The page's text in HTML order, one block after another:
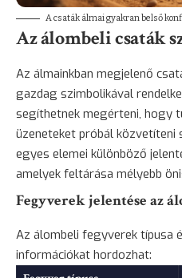
A csaták álmai gyakran belső
Az álombeli csaták
Az álmainkban megjelenő
gazdag szimbolikával
segíthetnek megérteni, hogy
üzeneteket próbál közvetíteni
egyes elemei különböző
amelyek feltárása mélyebb
Fegyverek jelentése az
Az álombeli fegyverek típusa
információkat hordozhat: